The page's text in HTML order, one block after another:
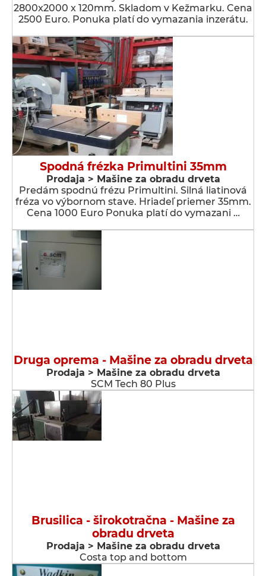
2800x2000 x 120mm. Skladom v Kežmarku. Cena
2500 Euro. Ponuka platí do vymazania inzerátu.
Spodná frézka Primultini 35mm
Prodaja > Мašine za obradu drveta
Predám spodnú frézu Primultini. Silná liatinová
fréza vo výbornom stave. Hriadeľ priemer 35mm.
Cena 1000 Euro Ponuka platí do vymazani …
Druga oprema - Мašine za obradu drveta
Prodaja > Мašine za obradu drveta
SCM Tech 80 Plus
Brusilica - širokotračna - Мašine za
obradu drveta
Prodaja > Мašine za obradu drveta
Costa top and bottom